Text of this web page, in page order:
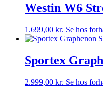
Westin W6
1.699,00 kr. Se hos
Sportex
2.999,00 kr. Se hos